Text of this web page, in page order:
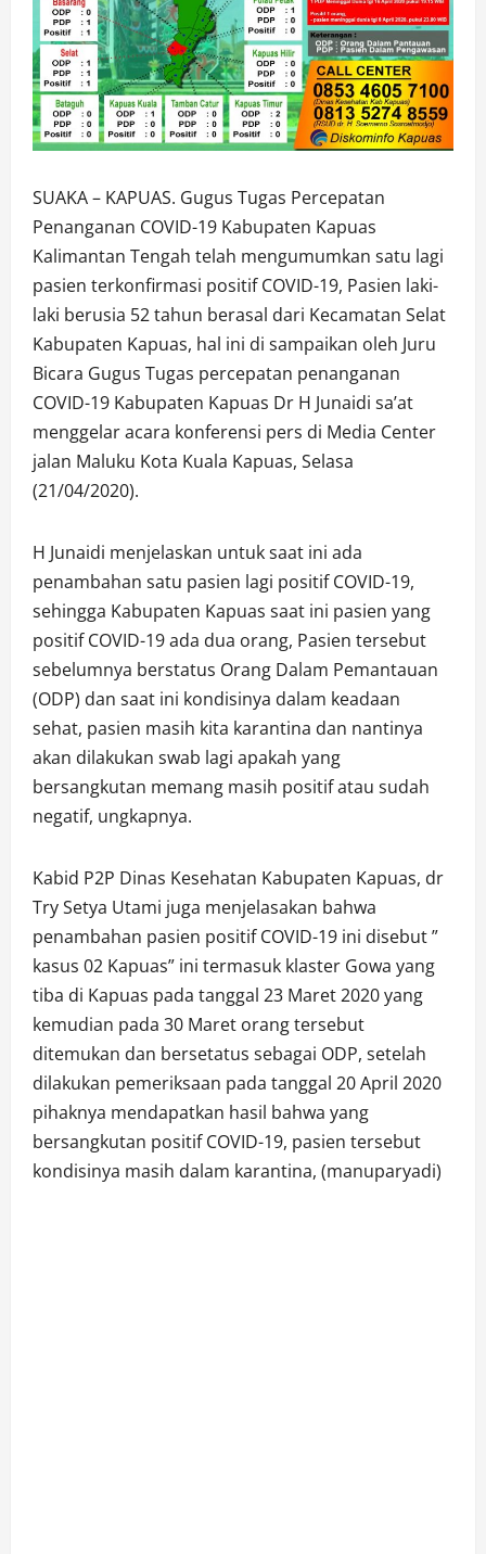
SUAKA – KAPUAS. Gugus Tugas Percepatan
Penanganan COVID-19 Kabupaten Kapuas
Kalimantan Tengah telah mengumumkan satu lagi
pasien terkonfirmasi positif COVID-19, Pasien laki-
laki berusia 52 tahun berasal dari Kecamatan Selat
Kabupaten Kapuas, hal ini di sampaikan oleh Juru
Bicara Gugus Tugas percepatan penanganan
COVID-19 Kabupaten Kapuas Dr H Junaidi sa’at
menggelar acara konferensi pers di Media Center
jalan Maluku Kota Kuala Kapuas, Selasa
(21/04/2020).
H Junaidi menjelaskan untuk saat ini ada
penambahan satu pasien lagi positif COVID-19,
sehingga Kabupaten Kapuas saat ini pasien yang
positif COVID-19 ada dua orang, Pasien tersebut
sebelumnya berstatus Orang Dalam Pemantauan
(ODP) dan saat ini kondisinya dalam keadaan
sehat, pasien masih kita karantina dan nantinya
akan dilakukan swab lagi apakah yang
bersangkutan memang masih positif atau sudah
negatif, ungkapnya.
Kabid P2P Dinas Kesehatan Kabupaten Kapuas, dr
Try Setya Utami juga menjelasakan bahwa
penambahan pasien positif COVID-19 ini disebut ”
kasus 02 Kapuas” ini termasuk klaster Gowa yang
tiba di Kapuas pada tanggal 23 Maret 2020 yang
kemudian pada 30 Maret orang tersebut
ditemukan dan bersetatus sebagai ODP, setelah
dilakukan pemeriksaan pada tanggal 20 April 2020
pihaknya mendapatkan hasil bahwa yang
bersangkutan positif COVID-19, pasien tersebut
kondisinya masih dalam karantina, (manuparyadi)